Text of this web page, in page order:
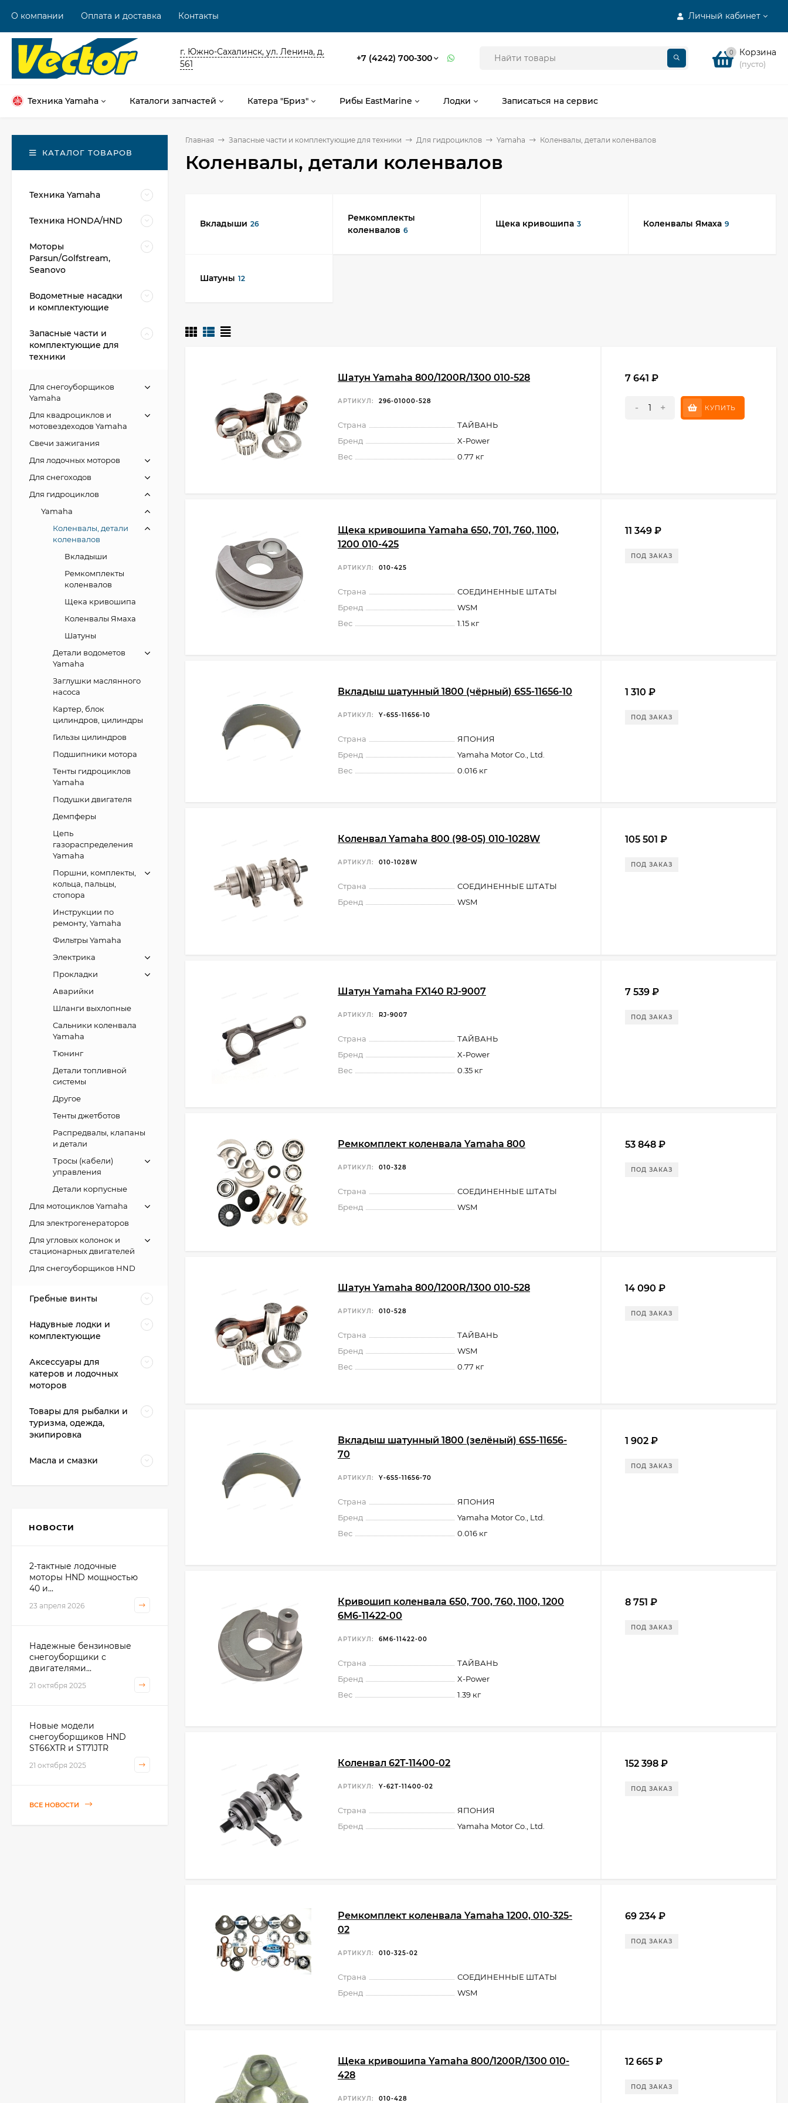
Личный кабинет
О компании Оплата и доставка Контакты
г. Южно-Сахалинск, ул. Ленина, д.
561
+7 (4242) 700-300 0 Корзина
(пусто)
Техника Yamaha Каталоги запчастей Катера "Бриз" Рибы EastMarine Лодки Записаться на сервис
Главная Запасные части и комплектующие для техники Для гидроциклов Yamaha Коленвалы, детали коленвалов
Коленвалы, детали коленвалов
Вкладыши 26
Ремкомплекты
коленвалов 6
Щека кривошипа 3 Коленвалы Ямаха 9
Шатуны 12
Шатун Yamaha 800/1200R/1300 010-528
АРТИКУЛ: 296-01000-528
Страна
ТАЙВАНЬ
Бренд
X-Power
Вес
0.77 кг
7 641 ₽
- + КУПИТЬ
Щека кривошипа Yamaha 650, 701, 760, 1100,
1200 010-425
АРТИКУЛ: 010-425
Страна
СОЕДИНЕННЫЕ ШТАТЫ
Бренд
WSM
Вес
1.15 кг
11 349 ₽
ПОД ЗАКАЗ
Вкладыш шатунный 1800 (чёрный) 6S5-11656-10
АРТИКУЛ: Y-6S5-11656-10
Страна
ЯПОНИЯ
Бренд
Yamaha Motor Co., Ltd.
Вес
0.016 кг
1 310 ₽
ПОД ЗАКАЗ
Коленвал Yamaha 800 (98-05) 010-1028W
АРТИКУЛ: 010-1028W
Страна
СОЕДИНЕННЫЕ ШТАТЫ
Бренд
WSM
105 501 ₽
ПОД ЗАКАЗ
Шатун Yamaha FX140 RJ-9007
АРТИКУЛ: RJ-9007
Страна
ТАЙВАНЬ
Бренд
X-Power
Вес
0.35 кг
7 539 ₽
ПОД ЗАКАЗ
Ремкомплект коленвала Yamaha 800
АРТИКУЛ: 010-328
Страна
СОЕДИНЕННЫЕ ШТАТЫ
Бренд
WSM
53 848 ₽
ПОД ЗАКАЗ
Шатун Yamaha 800/1200R/1300 010-528
АРТИКУЛ: 010-528
Страна
ТАЙВАНЬ
Бренд
WSM
Вес
0.77 кг
14 090 ₽
ПОД ЗАКАЗ
Вкладыш шатунный 1800 (зелёный) 6S5-11656-
70
АРТИКУЛ: Y-6S5-11656-70
Страна
ЯПОНИЯ
Бренд
Yamaha Motor Co., Ltd.
Вес
0.016 кг
1 902 ₽
ПОД ЗАКАЗ
Кривошип коленвала 650, 700, 760, 1100, 1200
6M6-11422-00
АРТИКУЛ: 6M6-11422-00
Страна
ТАЙВАНЬ
Бренд
X-Power
Вес
1.39 кг
8 751 ₽
ПОД ЗАКАЗ
Коленвал 62T-11400-02
АРТИКУЛ: Y-62T-11400-02
Страна
ЯПОНИЯ
Бренд
Yamaha Motor Co., Ltd.
152 398 ₽
ПОД ЗАКАЗ
Ремкомплект коленвала Yamaha 1200, 010-325-
02
АРТИКУЛ: 010-325-02
Страна
СОЕДИНЕННЫЕ ШТАТЫ
Бренд
WSM
69 234 ₽
ПОД ЗАКАЗ
Щека кривошипа Yamaha 800/1200R/1300 010-
428
АРТИКУЛ: 010-428
12 665 ₽
ПОД ЗАКАЗ
КАТАЛОГ ТОВАРОВ
Техника Yamaha
Техника HONDA/HND
Моторы
Parsun/Golfstream,
Seanovo
Водометные насадки
и комплектующие
Запасные части и
комплектующие для
техники
Для снегоуборщиков
Yamaha
Для квадроциклов и
мотовездеходов Yamaha
Свечи зажигания
Для лодочных моторов
Для снегоходов
Для гидроциклов
Yamaha
Коленвалы, детали
коленвалов
Вкладыши
Ремкомплекты
коленвалов
Щека кривошипа
Коленвалы Ямаха
Шатуны
Детали водометов
Yamaha
Заглушки маслянного
насоса
Картер, блок
цилиндров, цилиндры
Гильзы цилиндров
Подшипники мотора
Тенты гидроциклов
Yamaha
Подушки двигателя
Демпферы
Цепь
газораспределения
Yamaha
Поршни, комплекты,
кольца, пальцы,
стопора
Инструкции по
ремонту, Yamaha
Фильтры Yamaha
Электрика
Прокладки
Аварийки
Шланги выхлопные
Сальники коленвала
Yamaha
Тюнинг
Детали топливной
системы
Другое
Тенты джетботов
Распредвалы, клапаны
и детали
Тросы (кабели)
управления
Детали корпусные
Для мотоциклов Yamaha
Для электрогенераторов
Для угловых колонок и
стационарных двигателей
Для снегоуборщиков HND
Гребные винты
Надувные лодки и
комплектующие
Аксессуары для
катеров и лодочных
моторов
Товары для рыбалки и
туризма, одежда,
экипировка
Масла и смазки
НОВОСТИ
2-тактные лодочные
моторы HND мощностью
40 и...
23 апреля 2026
Надежные бензиновые
снегоуборщики с
двигателями...
21 октября 2025
Новые модели
снегоуборщиков HND
ST66XTR и ST71JTR
21 октября 2025
ВСЕ НОВОСТИ